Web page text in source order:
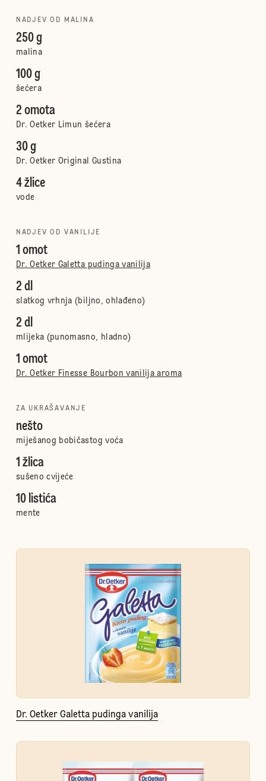
NADJEV OD MALINA
250 g
malina
100 g
šećera
2 omota
Dr. Oetker Limun šećera
30 g
Dr. Oetker Original Gustina
4 žlice
vode
NADJEV OD VANILIJE
1 omot
Dr. Oetker Galetta pudinga vanilija
2 dl
slatkog vrhnja (biljno, ohlađeno)
2 dl
mlijeka (punomasno, hladno)
1 omot
Dr. Oetker Finesse Bourbon vanilija aroma
ZA UKRAŠAVANJE
nešto
miješanog bobičastog voća
1 žlica
sušeno cvijeće
10 listića
mente
Dr. Oetker Galetta pudinga vanilija